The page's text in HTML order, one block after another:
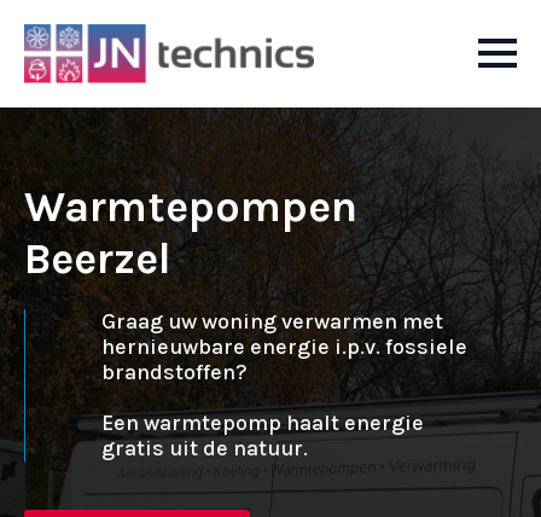
Warmtepompen
Beerzel
Graag uw woning verwarmen met
hernieuwbare energie i.p.v. fossiele
brandstoffen?
Een warmtepomp haalt energie
gratis uit de natuur.